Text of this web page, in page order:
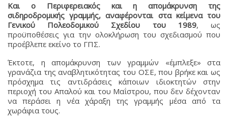
Και ο Περιφερειακός και η απομάκρυνση της
σιδηροδρομικής γραμμής, αναφέρονται στα κείμενα του
Γενικού Πολεοδομικού Σχεδίου του 1989, ως
προϋποθέσεις για την ολοκλήρωση του σχεδιασμού που
προέβλεπε εκείνο το ΓΠΣ.
Έκτοτε, η απομάκρυνση των γραμμών «έμπλεξε» στα
γρανάζια της αναβλητικότητας του ΟΣΕ, που βρήκε και ως
πρόσχημα τις αντιδράσεις κάποιων ιδιοκτητών στην
περιοχή του Απαλού και του Μαΐστρου, που δεν δέχονταν
να περάσει η νέα χάραξη της γραμμής μέσα από τα
χωράφια τους.